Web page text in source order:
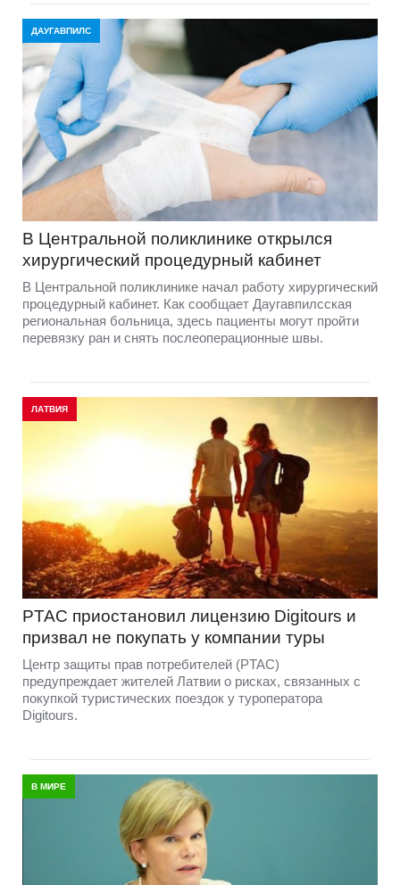
ДАУГАВПИЛС
В Центральной поликлинике открылся
хирургический процедурный кабинет
В Центральной поликлинике начал работу хирургический
процедурный кабинет. Как сообщает Даугавпилсская
региональная больница, здесь пациенты могут пройти
перевязку ран и снять послеоперационные швы.
ЛАТВИЯ
PTAC приостановил лицензию Digitours и
призвал не покупать у компании туры
Центр защиты прав потребителей (PTAC)
предупреждает жителей Латвии о рисках, связанных с
покупкой туристических поездок у туроператора
Digitours.
В МИРЕ